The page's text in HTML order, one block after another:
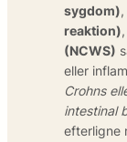
sygdom),
reaktion),
(NCWS)
eller
Crohns
intestinal
efterligne